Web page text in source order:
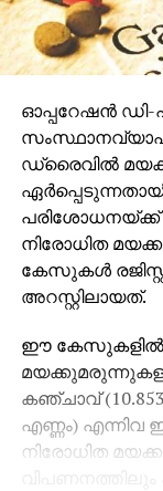
ഓപ്പറേഷന്‍ ഡി-
ഡ്രൈവില്‍
പരിശോധനയ്ക്ക്
നിരോധിത
കേസുകള്‍
അറസ്റ്റിലായത്.
ഈ കേസുകളില്‍
കഞ്ചാവ്
എണ്ണം) എന്നിവ
നിരോധിത